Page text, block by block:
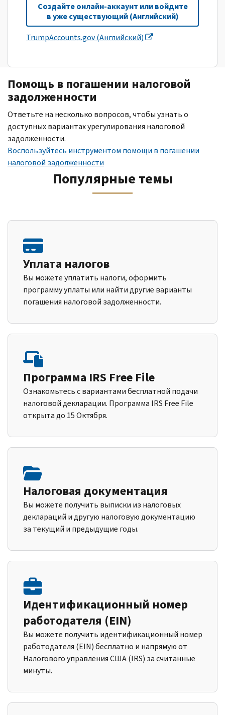
Создайте онлайн-аккаунт или войдите
в уже существующий (Английский)
TrumpAccounts.gov (Английский)
Помощь в погашении налоговой
задолженности
Ответьте на несколько вопросов, чтобы узнать о
доступных вариантах урегулирования налоговой
задолженности.
Воспользуйтесь инструментом помощи в погашении
налоговой задолженности
Популярные темы
Уплата налогов
Вы можете уплатить налоги, оформить
программу уплаты или найти другие варианты
погашения налоговой задолженности.
Программа IRS Free File
Ознакомьтесь с вариантами бесплатной подачи
налоговой декларации. Программа IRS Free File
открыта до 15 Октября.
Налоговая документация
Вы можете получить выписки из налоговых
деклараций и другую налоговую документацию
за текущий и предыдущие годы.
Идентификационный номер
работодателя (EIN)
Вы можете получить идентификационный номер
работодателя (EIN) бесплатно и напрямую от
Налогового управления США (IRS) за считанные
минуты.